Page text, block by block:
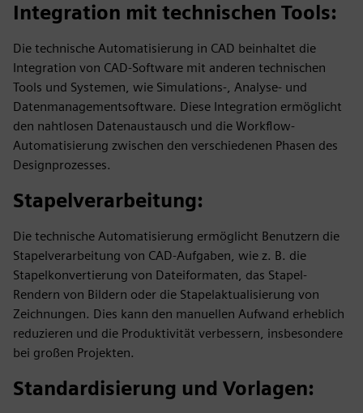
Integration mit technischen Tools:
Die technische Automatisierung in CAD beinhaltet die
Integration von CAD-Software mit anderen technischen
Tools und Systemen, wie Simulations-, Analyse- und
Datenmanagementsoftware. Diese Integration ermöglicht
den nahtlosen Datenaustausch und die Workflow-
Automatisierung zwischen den verschiedenen Phasen des
Designprozesses.
Stapelverarbeitung:
Die technische Automatisierung ermöglicht Benutzern die
Stapelverarbeitung von CAD-Aufgaben, wie z. B. die
Stapelkonvertierung von Dateiformaten, das Stapel-
Rendern von Bildern oder die Stapelaktualisierung von
Zeichnungen. Dies kann den manuellen Aufwand erheblich
reduzieren und die Produktivität verbessern, insbesondere
bei großen Projekten.
Standardisierung und Vorlagen: